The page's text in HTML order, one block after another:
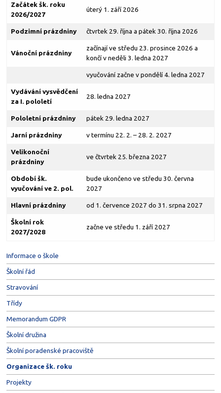
Informace o škole
Školní řád
Stravování
Třídy
Memorandum GDPR
Školní družina
Školní poradenské pracoviště
Organizace šk. roku
Projekty
Začátek šk. roku
2026/2027
úterý 1. září 2026
Podzimní prázdniny čtvrtek 29. října a pátek 30. října 2026
Vánoční prázdniny
začínají ve středu 23. prosince 2026 a
končí v neděli 3. ledna 2027
vyučování začne v pondělí 4. ledna 2027
Vydávání vysvědčení
za I. pololetí
28. ledna 2027
Pololetní prázdniny pátek 29. ledna 2027
Jarní prázdniny v termínu 22. 2. – 28. 2. 2027
Velikonoční
prázdniny
ve čtvrtek 25. března 2027
Období šk.
vyučování ve 2. pol.
bude ukončeno ve středu 30. června
2027
Hlavní prázdniny od 1. července 2027 do 31. srpna 2027
Školní rok
2027/2028
začne ve středu 1. září 2027